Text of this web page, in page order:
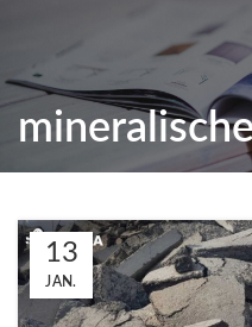
13
JAN.